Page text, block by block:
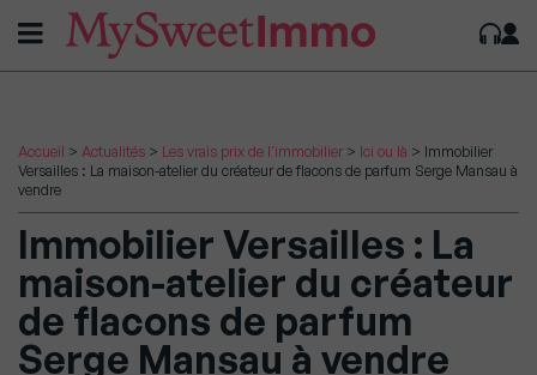
Accueil > Actualités > Les vrais prix de l'immobilier > Ici ou là > Immobilier
Versailles : La maison-atelier du créateur de flacons de parfum Serge Mansau à
vendre
Immobilier Versailles : La
maison-atelier du créateur
de flacons de parfum
Serge Mansau à vendre